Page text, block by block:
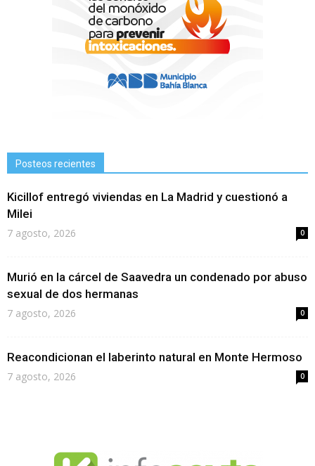
Posteos recientes
Kicillof entregó viviendas en La Madrid y cuestionó a
Milei
7 agosto, 2026 0
Murió en la cárcel de Saavedra un condenado por abuso
sexual de dos hermanas
7 agosto, 2026 0
Reacondicionan el laberinto natural en Monte Hermoso
7 agosto, 2026 0